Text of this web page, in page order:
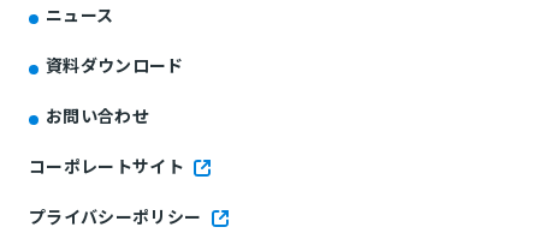
ニュース
資料ダウンロード
お問い合わせ
コーポレートサイト
プライバシーポリシー